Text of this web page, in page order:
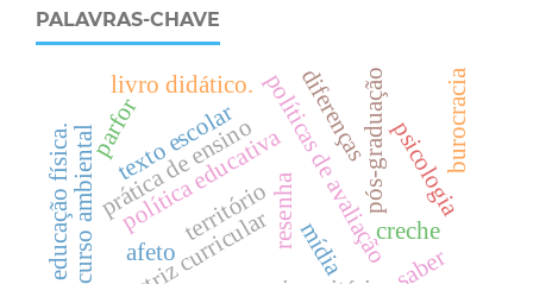
PALAVRAS-CHAVE
resenha
território
diretriz curricular
prática de ensino
texto escolar políticas de avaliação
pós-graduação
saber
política educativa
discurso ambiental mídia
livro didático.
parfor
e
d
u
c
a
ç
ã
o
f
í
s
i
c
a
.
creche
psicologia
diferenças
afeto
burocracia